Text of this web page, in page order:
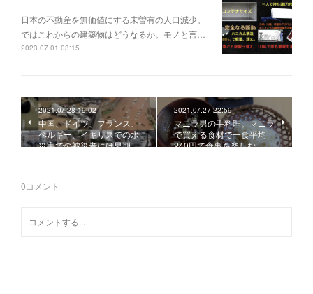
日本の不動産を無価値にする未曽有の人口減少。
ではこれからの建築物はどうなるか。モノと言…
2023.07.01 03:15
2021.07.28 19:02
中国、ドイツ、フランス、
ベルギー、イギリスでの水
災害での被災者には早期…
2021.07.27 22:59
マニラ男の手料理。マニラ
で買える食材で一食平均
240円で食事を楽しむ。…
0コメント